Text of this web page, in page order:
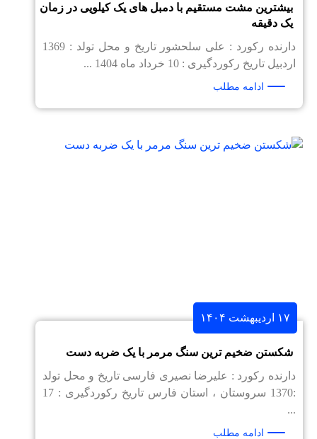
بیشترین مشت مستقیم با دمبل های یک کیلویی در زمان
یک دقیقه
دارنده رکورد : علی سلحشور تاریخ و محل تولد : 1369
اردبیل تاریخ رکوردگیری : 10 خرداد ماه 1404 ...
ادامه مطلب
۱۷ اردیبهشت ۱۴۰۴
شکستن ضخیم ترین سنگ مرمر با یک ضربه دست
دارنده رکورد : علیرضا نصیری فارسی تاریخ و محل تولد
:1370 سروستان ، استان فارس تاریخ رکوردگیری : 17
...
ادامه مطلب